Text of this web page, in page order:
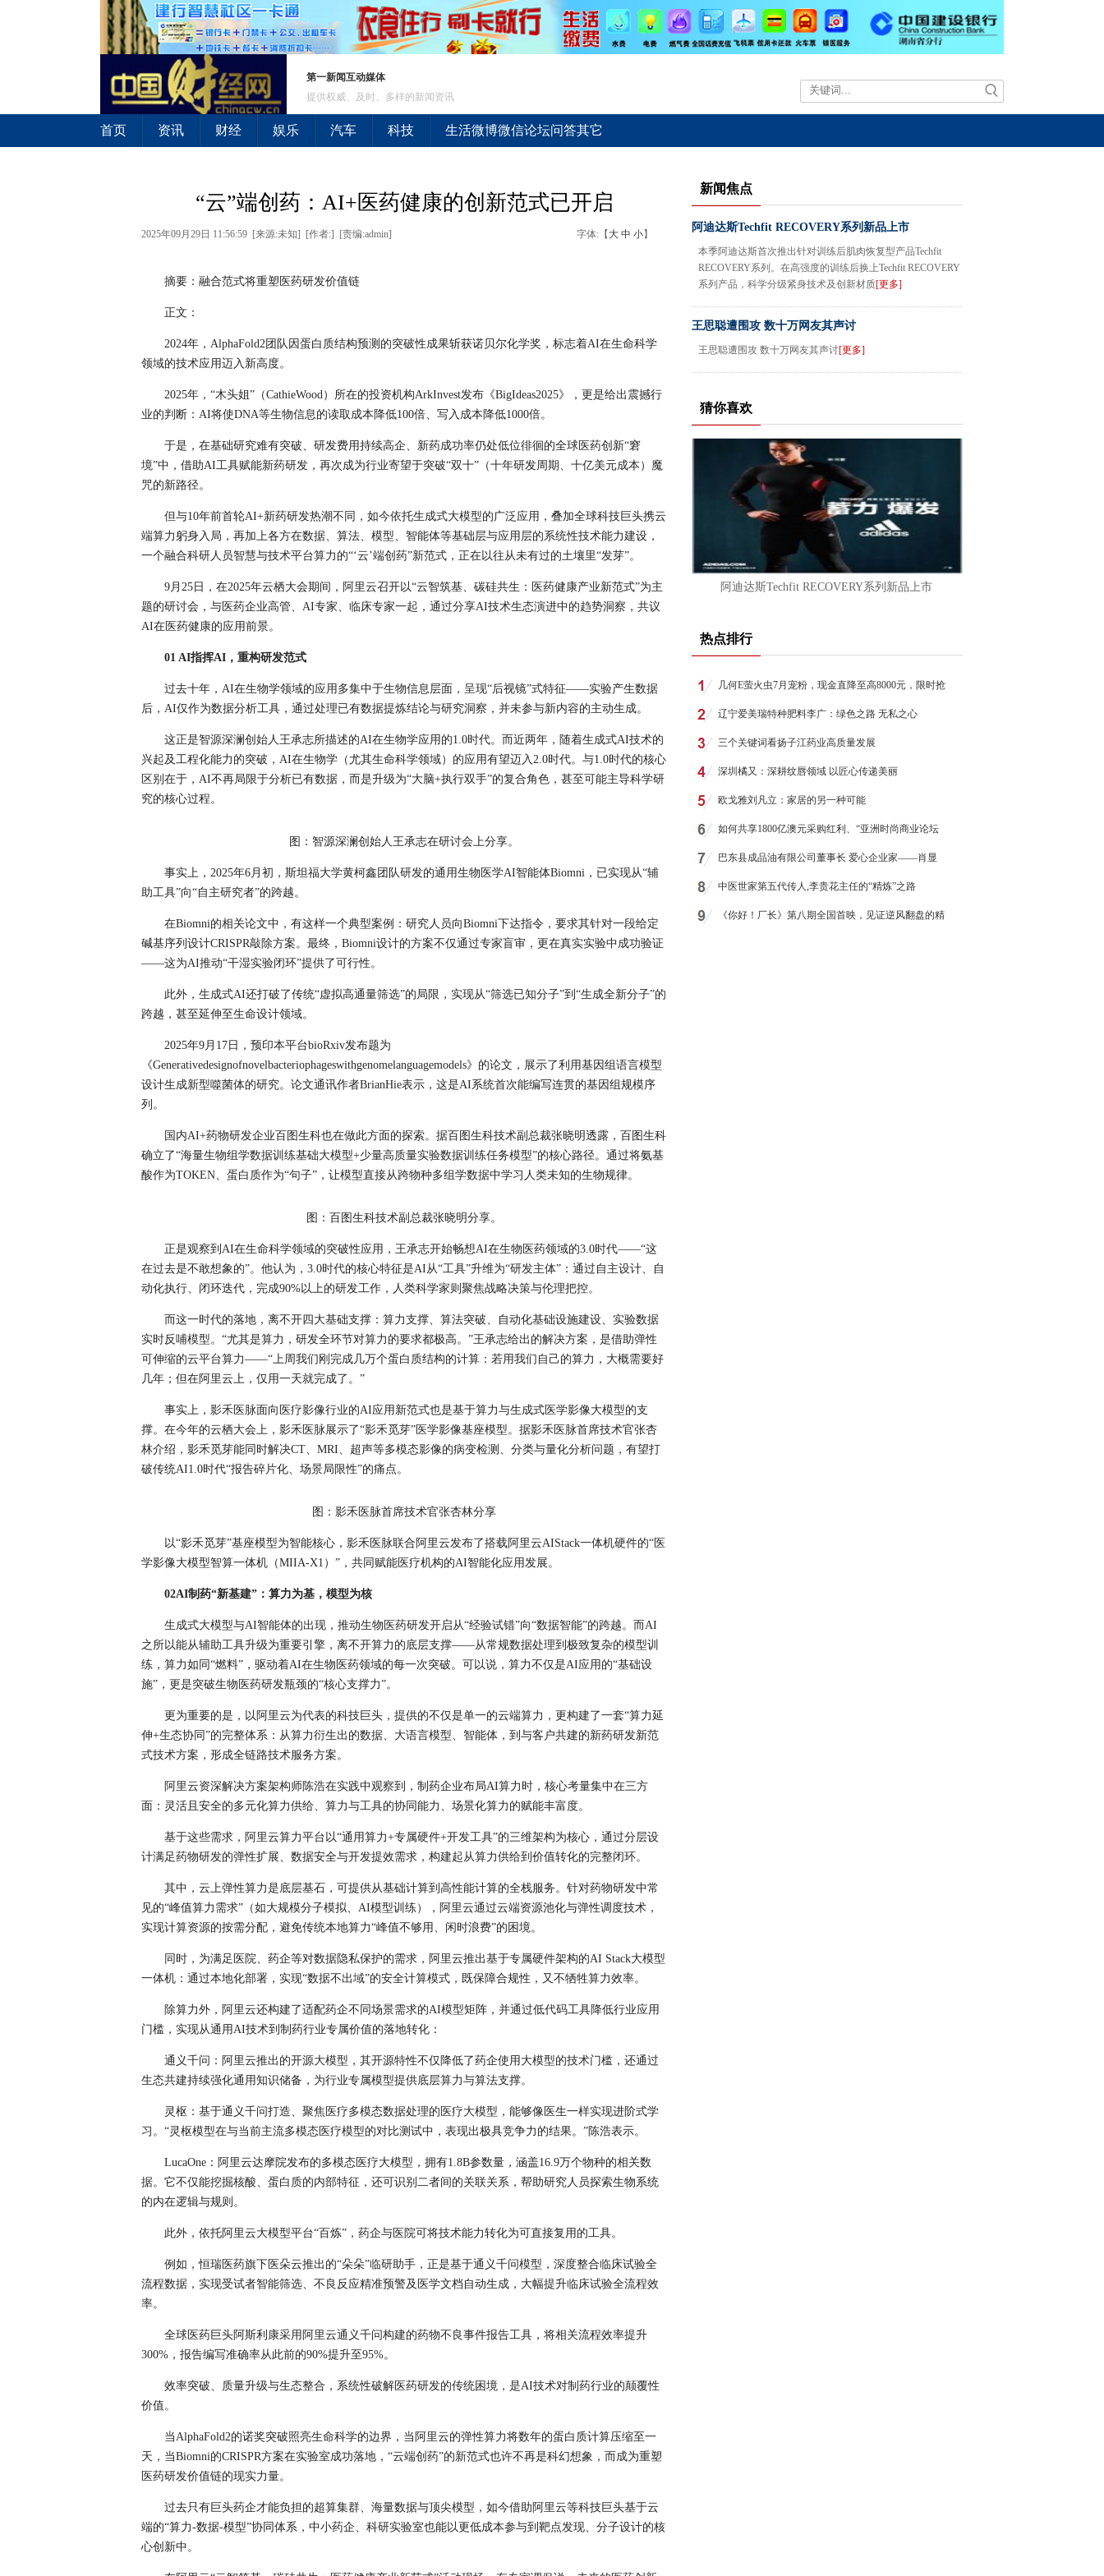
第一新闻互动媒体
提供权威、及时、多样的新闻资讯
首页 资讯 财经 娱乐 汽车 科技 生活微博微信论坛问答其它
“云”端创药：AI+医药健康的创新范式已开启
2025年09月29日 11:56:59 [来源:未知] [作者:] [责编:admin] 字体:【 大 中 小】
摘要：融合范式将重塑医药研发价值链
正文：
2024年，AlphaFold2团队因蛋白质结构预测的突破性成果斩获诺贝尔化学奖，标志着AI在生命科学
领域的技术应用迈入新高度。
2025年，“木头姐”（CathieWood）所在的投资机构ArkInvest发布《BigIdeas2025》，更是给出震撼行
业的判断：AI将使DNA等生物信息的读取成本降低100倍、写入成本降低1000倍。
于是，在基础研究难有突破、研发费用持续高企、新药成功率仍处低位徘徊的全球医药创新“窘
境”中，借助AI工具赋能新药研发，再次成为行业寄望于突破“双十”（十年研发周期、十亿美元成本）魔
咒的新路径。
但与10年前首轮AI+新药研发热潮不同，如今依托生成式大模型的广泛应用，叠加全球科技巨头携云
端算力躬身入局，再加上各方在数据、算法、模型、智能体等基础层与应用层的系统性技术能力建设，
一个融合科研人员智慧与技术平台算力的“‘云’端创药”新范式，正在以往从未有过的土壤里“发芽”。
9月25日，在2025年云栖大会期间，阿里云召开以“云智筑基、碳硅共生：医药健康产业新范式”为主
题的研讨会，与医药企业高管、AI专家、临床专家一起，通过分享AI技术生态演进中的趋势洞察，共议
AI在医药健康的应用前景。
01 AI指挥AI，重构研发范式
过去十年，AI在生物学领域的应用多集中于生物信息层面，呈现“后视镜”式特征——实验产生数据
后，AI仅作为数据分析工具，通过处理已有数据提炼结论与研究洞察，并未参与新内容的主动生成。
这正是智源深澜创始人王承志所描述的AI在生物学应用的1.0时代。而近两年，随着生成式AI技术的
兴起及工程化能力的突破，AI在生物学（尤其生命科学领域）的应用有望迈入2.0时代。与1.0时代的核心
区别在于，AI不再局限于分析已有数据，而是升级为“大脑+执行双手”的复合角色，甚至可能主导科学研
究的核心过程。
图：智源深澜创始人王承志在研讨会上分享。
事实上，2025年6月初，斯坦福大学黄柯鑫团队研发的通用生物医学AI智能体Biomni，已实现从“辅
助工具”向“自主研究者”的跨越。
在Biomni的相关论文中，有这样一个典型案例：研究人员向Biomni下达指令，要求其针对一段给定
碱基序列设计CRISPR敲除方案。最终，Biomni设计的方案不仅通过专家盲审，更在真实实验中成功验证
——这为AI推动“干湿实验闭环”提供了可行性。
此外，生成式AI还打破了传统“虚拟高通量筛选”的局限，实现从“筛选已知分子”到“生成全新分子”的
跨越，甚至延伸至生命设计领域。
2025年9月17日，预印本平台bioRxiv发布题为
《Generativedesignofnovelbacteriophageswithgenomelanguagemodels》的论文，展示了利用基因组语言模型
设计生成新型噬菌体的研究。论文通讯作者BrianHie表示，这是AI系统首次能编写连贯的基因组规模序
列。
国内AI+药物研发企业百图生科也在做此方面的探索。据百图生科技术副总裁张晓明透露，百图生科
确立了“海量生物组学数据训练基础大模型+少量高质量实验数据训练任务模型”的核心路径。通过将氨基
酸作为TOKEN、蛋白质作为“句子”，让模型直接从跨物种多组学数据中学习人类未知的生物规律。
图：百图生科技术副总裁张晓明分享。
正是观察到AI在生命科学领域的突破性应用，王承志开始畅想AI在生物医药领域的3.0时代——“这
在过去是不敢想象的”。他认为，3.0时代的核心特征是AI从“工具”升维为“研发主体”：通过自主设计、自
动化执行、闭环迭代，完成90%以上的研发工作，人类科学家则聚焦战略决策与伦理把控。
而这一时代的落地，离不开四大基础支撑：算力支撑、算法突破、自动化基础设施建设、实验数据
实时反哺模型。“尤其是算力，研发全环节对算力的要求都极高。”王承志给出的解决方案，是借助弹性
可伸缩的云平台算力——“上周我们刚完成几万个蛋白质结构的计算：若用我们自己的算力，大概需要好
几年；但在阿里云上，仅用一天就完成了。”
事实上，影禾医脉面向医疗影像行业的AI应用新范式也是基于算力与生成式医学影像大模型的支
撑。在今年的云栖大会上，影禾医脉展示了“影禾觅芽”医学影像基座模型。据影禾医脉首席技术官张杏
林介绍，影禾觅芽能同时解决CT、MRI、超声等多模态影像的病变检测、分类与量化分析问题，有望打
破传统AI1.0时代“报告碎片化、场景局限性”的痛点。
图：影禾医脉首席技术官张杏林分享
以“影禾觅芽”基座模型为智能核心，影禾医脉联合阿里云发布了搭载阿里云AIStack一体机硬件的“医
学影像大模型智算一体机（MIIA-X1）”，共同赋能医疗机构的AI智能化应用发展。
02AI制药“新基建”：算力为基，模型为核
生成式大模型与AI智能体的出现，推动生物医药研发开启从“经验试错”向“数据智能”的跨越。而AI
之所以能从辅助工具升级为重要引擎，离不开算力的底层支撑——从常规数据处理到极致复杂的模型训
练，算力如同“燃料”，驱动着AI在生物医药领域的每一次突破。可以说，算力不仅是AI应用的“基础设
施”，更是突破生物医药研发瓶颈的“核心支撑力”。
更为重要的是，以阿里云为代表的科技巨头，提供的不仅是单一的云端算力，更构建了一套“算力延
伸+生态协同”的完整体系：从算力衍生出的数据、大语言模型、智能体，到与客户共建的新药研发新范
式技术方案，形成全链路技术服务方案。
阿里云资深解决方案架构师陈浩在实践中观察到，制药企业布局AI算力时，核心考量集中在三方
面：灵活且安全的多元化算力供给、算力与工具的协同能力、场景化算力的赋能丰富度。
基于这些需求，阿里云算力平台以“通用算力+专属硬件+开发工具”的三维架构为核心，通过分层设
计满足药物研发的弹性扩展、数据安全与开发提效需求，构建起从算力供给到价值转化的完整闭环。
其中，云上弹性算力是底层基石，可提供从基础计算到高性能计算的全栈服务。针对药物研发中常
见的“峰值算力需求”（如大规模分子模拟、AI模型训练），阿里云通过云端资源池化与弹性调度技术，
实现计算资源的按需分配，避免传统本地算力“峰值不够用、闲时浪费”的困境。
同时，为满足医院、药企等对数据隐私保护的需求，阿里云推出基于专属硬件架构的AI Stack大模型
一体机：通过本地化部署，实现“数据不出域”的安全计算模式，既保障合规性，又不牺牲算力效率。
除算力外，阿里云还构建了适配药企不同场景需求的AI模型矩阵，并通过低代码工具降低行业应用
门槛，实现从通用AI技术到制药行业专属价值的落地转化：
通义千问：阿里云推出的开源大模型，其开源特性不仅降低了药企使用大模型的技术门槛，还通过
生态共建持续强化通用知识储备，为行业专属模型提供底层算力与算法支撑。
灵枢：基于通义千问打造、聚焦医疗多模态数据处理的医疗大模型，能够像医生一样实现进阶式学
习。“灵枢模型在与当前主流多模态医疗模型的对比测试中，表现出极具竞争力的结果。”陈浩表示。
LucaOne：阿里云达摩院发布的多模态医疗大模型，拥有1.8B参数量，涵盖16.9万个物种的相关数
据。它不仅能挖掘核酸、蛋白质的内部特征，还可识别二者间的关联关系，帮助研究人员探索生物系统
的内在逻辑与规则。
此外，依托阿里云大模型平台“百炼”，药企与医院可将技术能力转化为可直接复用的工具。
例如，恒瑞医药旗下医朵云推出的“朵朵”临研助手，正是基于通义千问模型，深度整合临床试验全
流程数据，实现受试者智能筛选、不良反应精准预警及医学文档自动生成，大幅提升临床试验全流程效
率。
全球医药巨头阿斯利康采用阿里云通义千问构建的药物不良事件报告工具，将相关流程效率提升
300%，报告编写准确率从此前的90%提升至95%。
效率突破、质量升级与生态整合，系统性破解医药研发的传统困境，是AI技术对制药行业的颠覆性
价值。
当AlphaFold2的诺奖突破照亮生命科学的边界，当阿里云的弹性算力将数年的蛋白质计算压缩至一
天，当Biomni的CRISPR方案在实验室成功落地，“云端创药”的新范式也许不再是科幻想象，而成为重塑
医药研发价值链的现实力量。
过去只有巨头药企才能负担的超算集群、海量数据与顶尖模型，如今借助阿里云等科技巨头基于云
端的“算力-数据-模型”协同体系，中小药企、科研实验室也能以更低成本参与到靶点发现、分子设计的核
心创新中。
新闻焦点
阿迪达斯Techfit RECOVERY系列新品上市
本季阿迪达斯首次推出针对训练后肌肉恢复型产品Techfit
RECOVERY系列。在高强度的训练后换上Techfit RECOVERY
系列产品，科学分级紧身技术及创新材质[更多]
王思聪遭围攻 数十万网友其声讨
王思聪遭围攻 数十万网友其声讨[更多]
猜你喜欢
阿迪达斯Techfit RECOVERY系列新品上市
热点排行
几何E萤火虫7月宠粉，现金直降至高8000元，限时抢
辽宁爱美瑞特种肥料李广：绿色之路 无私之心
三个关键词看扬子江药业高质量发展
深圳橘又：深耕纹唇领域 以匠心传递美丽
欧戈雅刘凡立：家居的另一种可能
如何共享1800亿澳元采购红利、“亚洲时尚商业论坛
巴东县成品油有限公司董事长 爱心企业家——肖显
中医世家第五代传人,李贵花主任的“精炼”之路
《你好！厂长》第八期全国首映，见证逆风翻盘的精